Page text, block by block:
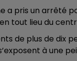
a pris un arrêté
tout lieu du
de plus de dix
à une